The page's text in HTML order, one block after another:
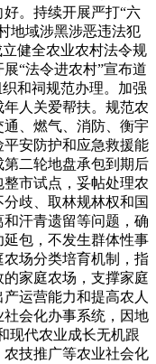
。持续开展严打“六
地域涉黑涉恶违法犯
健全农业农村法令规
“法令进农村”宣布道
和祠规范办理。加强
人关爱帮扶。规范农
、燃气、消防、衡宇
安防护和应急救援能
二轮地盘承包到期后
市试点，妥帖处理农
歧、取林规林权和国
汗青遗留等问题，确
包，不发生群体性事
场分类培育机制，指
家庭农场，支撑家庭
运营能力和提高农人
会化办事系统，因地
现代农业成长无机跟
技推广等农业社会化